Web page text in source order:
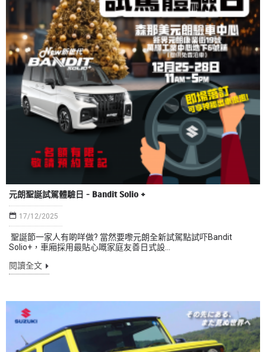
元朗聖誕試駕體驗日 - Bandit Solio +
17/12/2025
聖誕節一家人有啲咩做? 當然要嚟元朗全新試駕點試吓Bandit
Solio+，車廂採用最貼心嘅家庭友善日式設...
閱讀全文